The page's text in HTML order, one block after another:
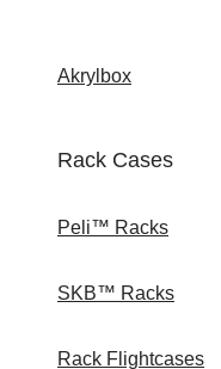
Akrylbox
Rack Cases
Peli™ Racks
SKB™ Racks
Rack Flightcases